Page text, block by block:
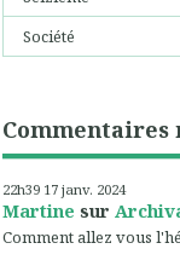
Société
Commentaires
22h39 17 janv. 2024
Martine sur
Comment allez vous